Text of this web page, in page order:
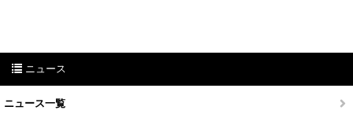
ニュース
ニュース一覧